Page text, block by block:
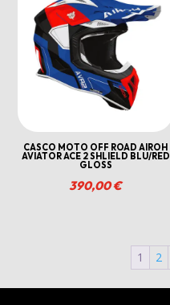
CASCO MOTO OFF ROAD AIROH
AVIATOR ACE 2 SHLIELD BLU/RED
GLOSS
390,00€
1 2